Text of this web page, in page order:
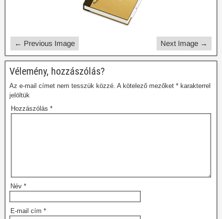
← Previous Image Next Image →
Vélemény, hozzászólás?
Az e-mail címet nem tesszük közzé. A kötelező mezőket * karakterrel
jelöltük
Hozzászólás *
Név *
E-mail cím *